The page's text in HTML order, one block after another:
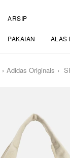
ARSIP
PAKAIAN ALAS
Adidas Originals